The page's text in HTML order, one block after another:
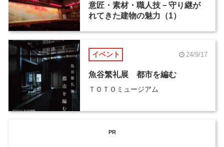
意匠・素材・職人技－守り継が
れてきた建物の魅力（1）
イベント 24/9/17
魚谷繁礼展 都市を編む
ＴＯＴＯミュージアム
PR